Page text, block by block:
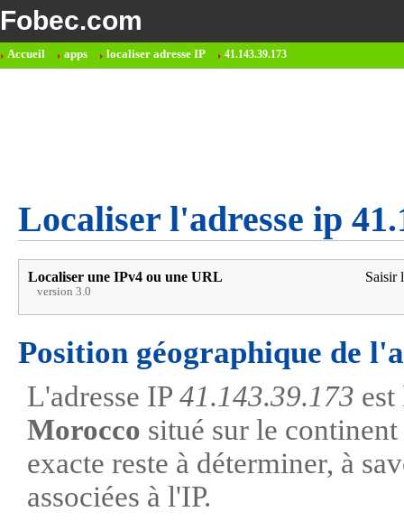
Fobec.com
Accueil apps localiser adresse IP 41.143.39.173
Localiser l'adresse ip
Localiser une IPv4 ou une URL
version 3.0
Saisir
Position géographique de
L'adresse IP 41.143.39.173
Morocco situé sur le
exacte reste à déterminer, à
associées à l'IP.